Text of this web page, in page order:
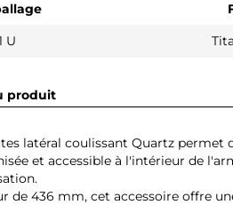
U
produit
latéral coulissant Quartz permet
et accessible à l'intérieur de
de 436 mm, cet accessoire offre